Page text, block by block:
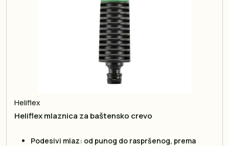
Heliflex
Heliflex mlaznica za baštensko crevo
Podesivi mlaz: od punog do raspršenog, prema